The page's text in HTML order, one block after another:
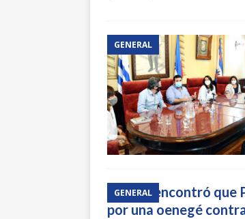
GENERAL
GENERAL
INJU encontró que
por una oenegé